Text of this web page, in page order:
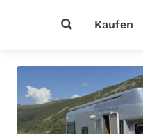
Kaufen